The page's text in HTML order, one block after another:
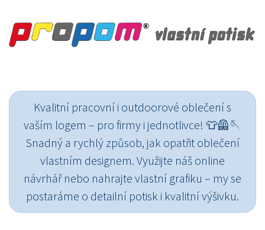
Kvalitní pracovní i outdoorové oblečení s
vaším logem – pro firmy i jednotlivce! 👕🦺🪡
Snadný a rychlý způsob, jak opatřit oblečení
vlastním designem. Využijte náš online
návrhář nebo nahrajte vlastní grafiku – my se
postaráme o detailní potisk i kvalitní výšivku.